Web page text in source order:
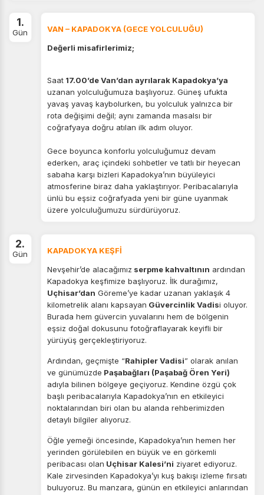
1.
Gün
VAN – KAPADOKYA (GECE YOLCULUĞU)
Değerli misafirlerimiz;
Saat17.00’de Van’dan ayrılarak Kapadokya’ya
uzanan yolculuğumuza başlıyoruz. Güneş ufukta
yavaş yavaş kaybolurken, bu yolculuk yalnızca bir
rota değişimi değil; aynı zamanda masalsı bir
coğrafyaya doğru atılan ilk adım oluyor.
Gece boyunca konforlu yolculuğumuz devam
ederken, araç içindeki sohbetler ve tatlı bir heyecan
sabaha karşı bizleri Kapadokya’nın büyüleyici
atmosferine biraz daha yaklaştırıyor. Peribacalarıyla
ünlü bu eşsiz coğrafyada yeni bir güne uyanmak
üzere yolculuğumuzu sürdürüyoruz.
2.
Gün
KAPADOKYA KEŞFİ
Nevşehir’de alacağımız serpme kahvaltının ardından
Kapadokya keşfimize başlıyoruz. İlk durağımız,
Uçhisar’dan Göreme’ye kadar uzanan yaklaşık 4
kilometrelik alanı kapsayan Güvercinlik Vadisi oluyor.
Burada hem güvercin yuvalarını hem de bölgenin
eşsiz doğal dokusunu fotoğraflayarak keyifli bir
yürüyüş gerçekleştiriyoruz.
Ardından, geçmişte “Rahipler Vadisi” olarak anılan
ve günümüzde Paşabağları (Paşabağ Ören Yeri)
adıyla bilinen bölgeye geçiyoruz. Kendine özgü çok
başlı peribacalarıyla Kapadokya’nın en etkileyici
noktalarından biri olan bu alanda rehberimizden
detaylı bilgiler alıyoruz.
Öğle yemeği öncesinde, Kapadokya’nın hemen her
yerinden görülebilen en büyük ve en görkemli
peribacası olan Uçhisar Kalesi’ni ziyaret ediyoruz.
Kale zirvesinden Kapadokya’yı kuş bakışı izleme fırsatı
buluyoruz. Bu manzara, günün en etkileyici anlarından